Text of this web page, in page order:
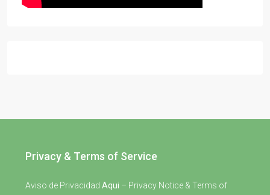
Privacy & Terms of Service
Aviso de Privacidad Aqui – Privacy Notice & Terms of